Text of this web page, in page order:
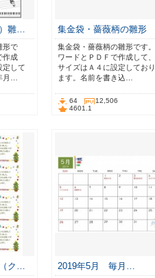
雛…
形で
作成
定して
月…
集金袋・薔薇柄の雛形
集金袋・薔薇柄の雛形です。
ワードとＰＤＦで作成して、
サイズはＡ４に設定しており
ます。名前を書き込…
64
12,506
4601.1
ク… 2019年5月 毎月…